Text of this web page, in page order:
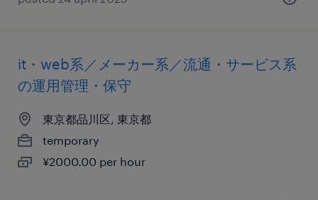
it・web系／メーカー系／流通・サービス系
の運用管理・保守
東京都品川区, 東京都
temporary
¥2000.00 per hour